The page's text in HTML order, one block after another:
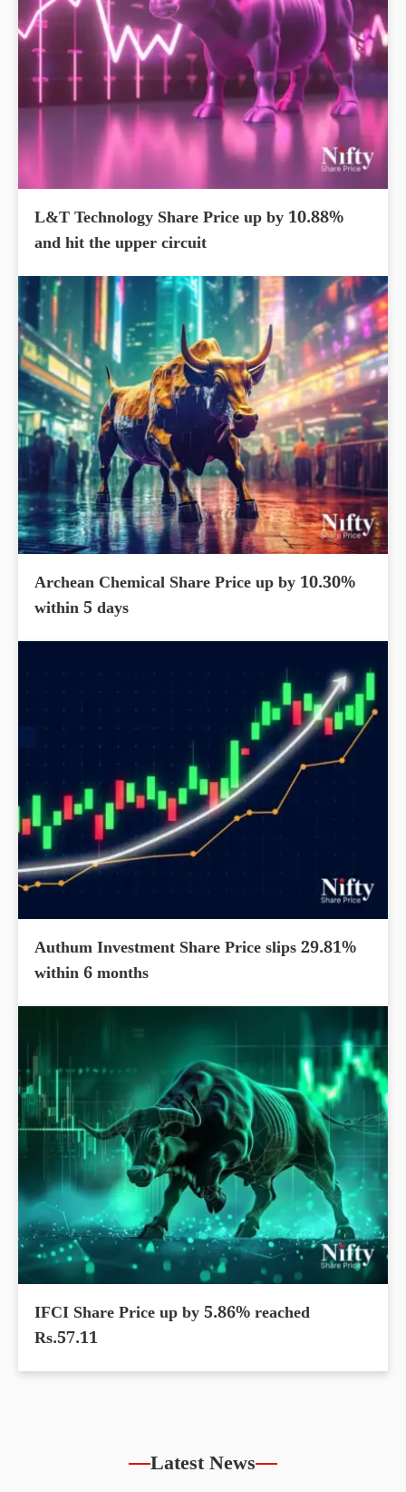
L&T Technology Share Price up by 10.88%
and hit the upper circuit
Archean Chemical Share Price up by 10.30%
within 5 days
Authum Investment Share Price slips 29.81%
within 6 months
IFCI Share Price up by 5.86% reached
Rs.57.11
Latest News